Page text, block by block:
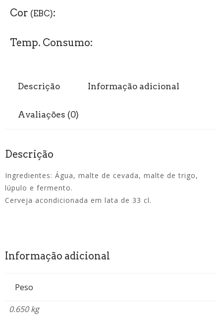
Cor (EBC):
Temp. Consumo:
Descrição Informação adicional
Avaliações (0)
Descrição
Ingredientes: Água, malte de cevada, malte de trigo,
lúpulo e fermento.
Cerveja acondicionada em lata de 33 cl.
Informação adicional
Peso
0.650 kg